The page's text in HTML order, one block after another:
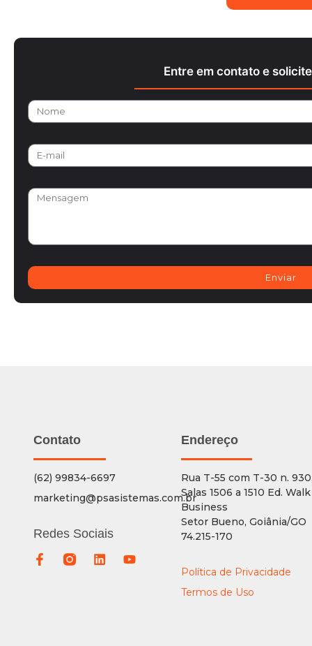
Entre em contato e
Enviar
Endereço
Rua T-55 com T-30 n.
Salas 1506 a 1510 Ed. Walk
Business
Setor Bueno, Goiânia/GO
74.215-170
Política de Privacidade
Termos de Uso
Contato
(62) 99834-6697
marketing@psasistemas.com.br
Redes Sociais